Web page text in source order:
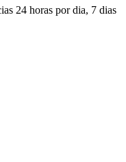
24 horas por dia, 7 dias